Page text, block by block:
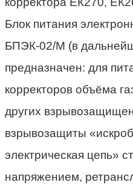
Блок питания
БПЭК-02/М (в
предназначен: для
корректоров объёма
других
взрывозащиты
электрическая цепь»
напряжением,